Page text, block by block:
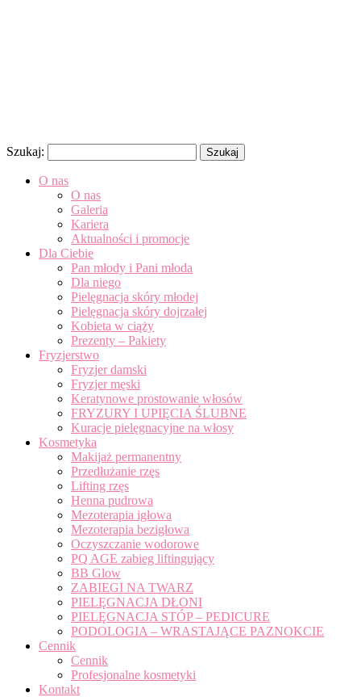
Szukaj:
O nas
O nas
Galeria
Kariera
Aktualności i promocje
Dla Ciebie
Pan młody i Pani młoda
Dla niego
Pielęgnacja skóry młodej
Pielęgnacja skóry dojrzałej
Kobieta w ciąży
Prezenty – Pakiety
Fryzjerstwo
Fryzjer damski
Fryzjer męski
Keratynowe prostowanie włosów
FRYZURY I UPIĘCIA ŚLUBNE
Kuracje pielęgnacyjne na włosy
Kosmetyka
Makijaż permanentny
Przedłużanie rzęs
Lifting rzęs
Henna pudrowa
Mezoterapia igłowa
Mezoterapia bezigłowa
Oczyszczanie wodorowe
PQ AGE zabieg liftingujący
BB Glow
ZABIEGI NA TWARZ
PIELĘGNACJA DŁONI
PIELĘGNACJA STÓP – PEDICURE
PODOLOGIA – WRASTAJĄCE PAZNOKCIE
Cennik
Cennik
Profesjonalne kosmetyki
Kontakt